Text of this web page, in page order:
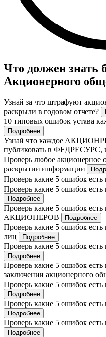
Что должен знать
Акционерного
Узнай за что штрафуют
раскрыли в годовом отчете?
10 типовых ошибок устава
Подробнее
Узнай что каждое
публиковать в ФЕДРЕСУРС,
Проверь любое акционерное
раскрытии информации
Проверь какие 5 ошибок
Проверь какие 5 ошибок
Подробнее
Проверь какие 5 ошибок
АКЦИОНЕРОВ
Подробнее
Проверь какие 5 ошибок
лиц
Подробнее
Проверь какие 5 ошибок
Подробнее
Проверь какие 5 ошибок
заключении акционерного
Проверь какие 5 ошибок
Подробнее
Проверь какие 5 ошибок
Подробнее
Проверь какие 5 ошибок
Подробнее